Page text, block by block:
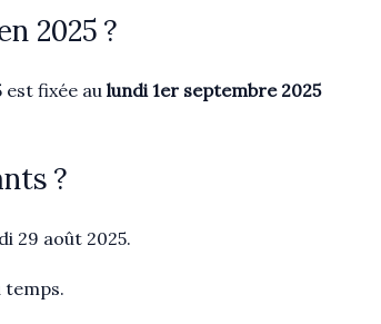
2025 ?
fixée au lundi 1er septembre 2025
?
29 août 2025.
temps.